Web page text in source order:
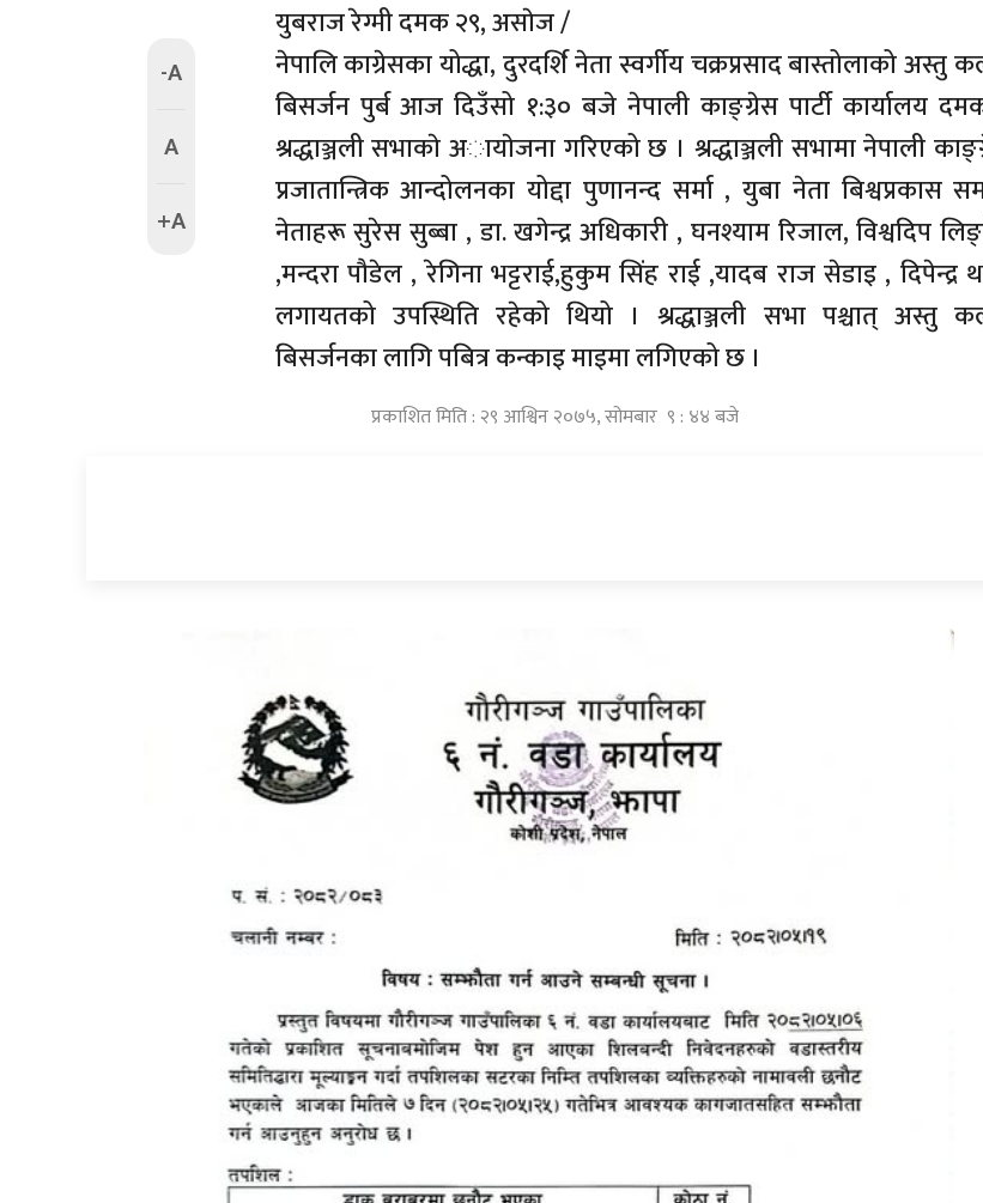
-A
A
+A
युबराज रेग्मी दमक २९, असाेज /
नेपालि काग्रेसका योद्धा, दुरदर्शि नेता स्वर्गीय चक्रप्रसाद बास्तोलाको अस्तु
बिसर्जन पुर्ब आज दिउँसो १:३० बजे नेपाली काङ्ग्रेस पार्टी कार्यालय
श्रद्धाञ्जली सभाकाे अायाेजना गरिएको छ । श्रद्धाञ्जली सभामा नेपाली
प्रजातान्त्रिक आन्दोलनका योद्दा पुणानन्द सर्मा , युबा नेता बिश्वप्रकास
नेताहरू सुरेस सुब्बा , डा. खगेन्द्र अधिकारी , घनश्याम रिजाल, विश्वदिप
,मन्दरा पौडेल , रेगिना भट्टराई,हुकुम सिंह राई ,यादब राज सेडाइ , दिपेन्द्र
लगायतको उपस्थिति रहेको थियो । श्रद्धाञ्जली सभा पश्चात् अस्तु
बिसर्जनका लागि पबित्र कन्काइ माइमा लगिएको छ ।
प्रकाशित मिति : २९ आश्विन २०७५, सोमबार ९ : ४४ बजे